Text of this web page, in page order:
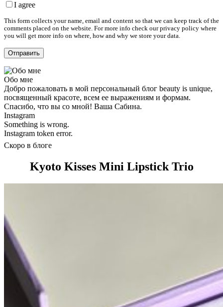
I agree
This form collects your name, email and content so that we can keep track of the
comments placed on the website. For more info check our privacy policy where
you will get more info on where, how and why we store your data.
Обо мне
Добро пожаловать в мой персональный блог beauty is unique,
посвященный красоте, всем ее выражениям и формам.
Спасибо, что вы со мной! Ваша Сабина.
Instagram
Something is wrong.
Instagram token error.
Скоро в блоге
Kyoto Kisses Mini Lipstick Trio